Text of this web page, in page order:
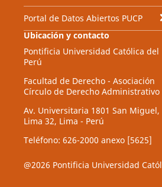
Portal de Datos Abiertos PUCP
Ubicación y contacto
Pontificia Universidad Católica del
Perú
Facultad de Derecho - Asociación
Círculo de Derecho Administrativo
Av. Universitaria 1801 San Miguel,
Lima 32, Lima - Perú
Teléfono: 626-2000 anexo [5625]
@2026 Pontificia Universidad